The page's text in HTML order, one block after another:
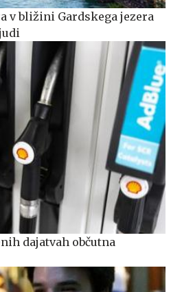
v bližini Gardskega jezera
dajatvah občutna